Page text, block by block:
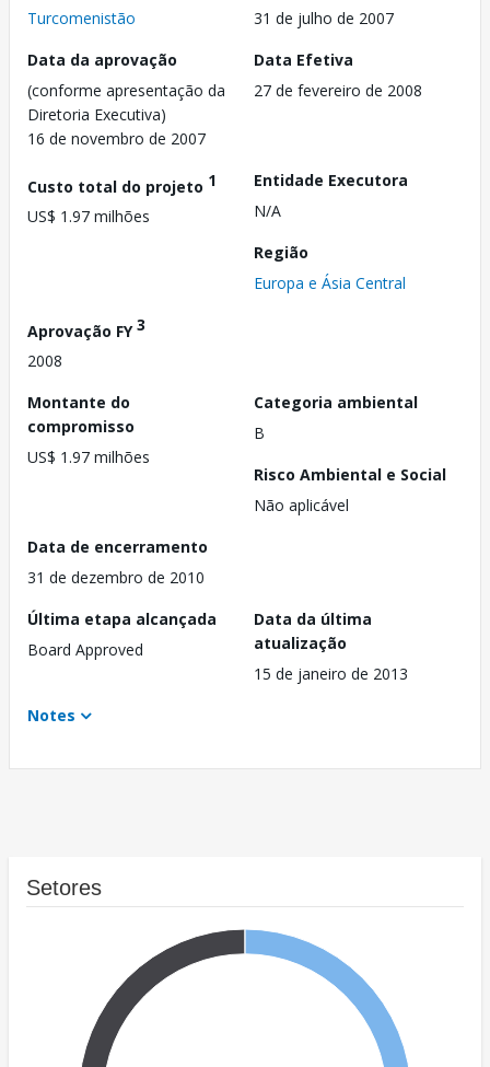
Turcomenistão
31 de julho de 2007
Data da aprovação
(conforme apresentação da
Diretoria Executiva)
16 de novembro de 2007
Data Efetiva
27 de fevereiro de 2008
Custo total do projeto 1
US$ 1.97 milhões
Entidade Executora
N/A
Região
Europa e Ásia Central
Aprovação FY3
2008
Montante do
compromisso
US$ 1.97 milhões
Categoria ambiental
B
Risco Ambiental e Social
Não aplicável
Data de encerramento
31 de dezembro de 2010
Última etapa alcançada
Board Approved
Data da última
atualização
15 de janeiro de 2013
Notes
Setores